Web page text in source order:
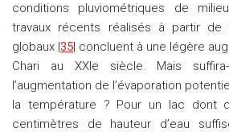
conditions pluviométriques de
travaux récents réalisés à partir de
globaux |35| concluent à une légère
Chari au XXIe siècle. Mais
l’augmentation de l’évaporation
la température ? Pour un lac dont
centimètres de hauteur d’eau